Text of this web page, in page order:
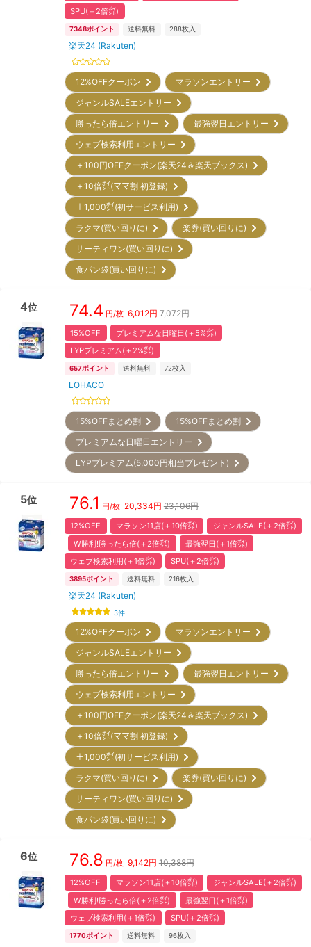
SPU(＋2倍㌽)
7348ポイント 送料無料 288枚入
楽天24 (Rakuten)
12%OFFクーポン
マラソンエントリー
ジャンルSALEエントリー
勝ったら倍エントリー
最強翌日エントリー
ウェブ検索利用エントリー
＋100円OFFクーポン(楽天24＆楽天ブックス)
＋10倍㌽(ママ割 初登録)
＋1,000㌽(初サービス利用)
ラクマ(買い回りに)
楽券(買い回りに)
サーティワン(買い回りに)
食パン袋(買い回りに)
4位 74.4 円/枚 6,012円 7,072円
15%OFF
プレミアムな日曜日(＋5%㌽)
LYPプレミアム(＋2%㌽)
657ポイント 送料無料 72枚入
LOHACO
15%OFFまとめ割
15%OFFまとめ割
プレミアムな日曜日エントリー
LYPプレミアム(5,000円相当プレゼント)
5位 76.1 円/枚 20,334円 23,106円
12%OFF マラソン11店(＋10倍㌽)
ジャンルSALE(＋2倍㌽)
W勝利!勝ったら倍(＋2倍㌽)
最強翌日(＋1倍㌽)
ウェブ検索利用(＋1倍㌽)
SPU(＋2倍㌽)
3895ポイント 送料無料 216枚入
楽天24 (Rakuten)
3件
12%OFFクーポン
マラソンエントリー
ジャンルSALEエントリー
勝ったら倍エントリー
最強翌日エントリー
ウェブ検索利用エントリー
＋100円OFFクーポン(楽天24＆楽天ブックス)
＋10倍㌽(ママ割 初登録)
＋1,000㌽(初サービス利用)
ラクマ(買い回りに)
楽券(買い回りに)
サーティワン(買い回りに)
食パン袋(買い回りに)
6位 76.8 円/枚 9,142円 10,388円
12%OFF マラソン11店(＋10倍㌽)
ジャンルSALE(＋2倍㌽)
W勝利!勝ったら倍(＋2倍㌽)
最強翌日(＋1倍㌽)
ウェブ検索利用(＋1倍㌽)
SPU(＋2倍㌽)
1770ポイント 送料無料 96枚入